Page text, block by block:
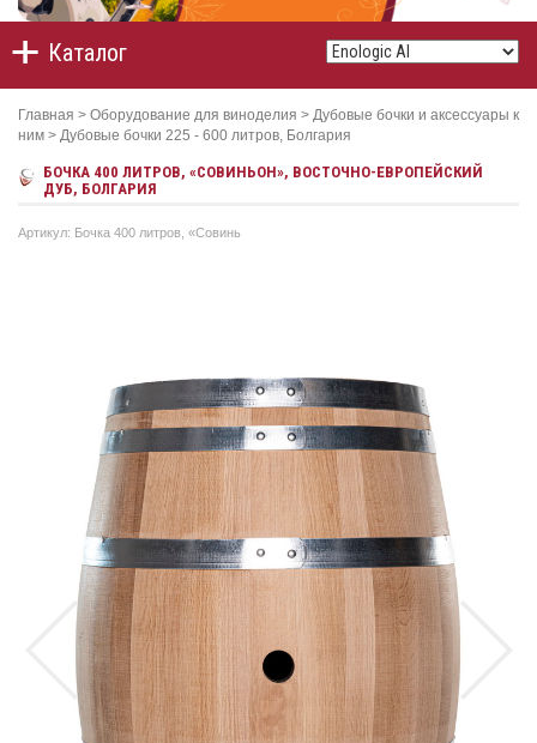
Каталог
Главная > Оборудование для виноделия > Дубовые бочки и аксессуары к
ним > Дубовые бочки 225 - 600 литров, Болгария
БОЧКА 400 ЛИТРОВ, «СОВИНЬОН», ВОСТОЧНО-ЕВРОПЕЙСКИЙ
ДУБ, БОЛГАРИЯ
Артикул: Бочка 400 литров, «Совинь